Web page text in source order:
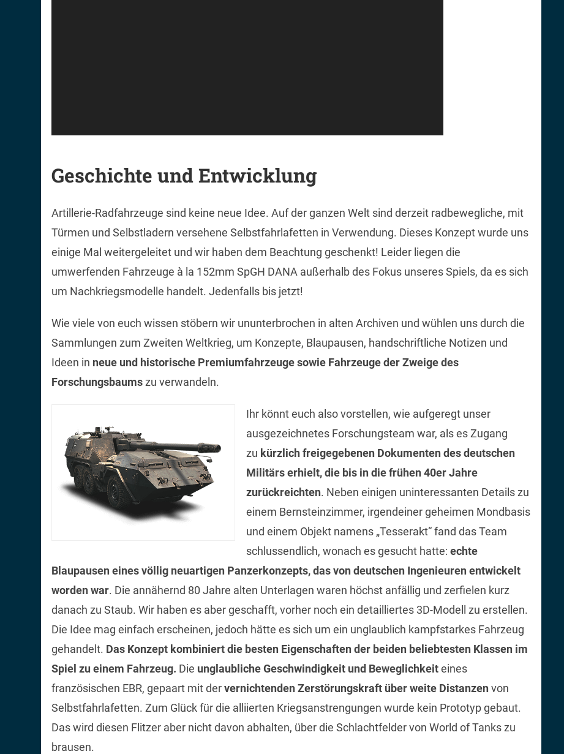
Geschichte und Entwicklung
Artillerie-Radfahrzeuge sind keine neue Idee. Auf der ganzen Welt sind derzeit radbewegliche, mit
Türmen und Selbstladern versehene Selbstfahrlafetten in Verwendung. Dieses Konzept wurde uns
einige Mal weitergeleitet und wir haben dem Beachtung geschenkt! Leider liegen die
umwerfenden Fahrzeuge à la 152mm SpGH DANA außerhalb des Fokus unseres Spiels, da es sich
um Nachkriegsmodelle handelt. Jedenfalls bis jetzt!
Wie viele von euch wissen stöbern wir ununterbrochen in alten Archiven und wühlen uns durch die
Sammlungen zum Zweiten Weltkrieg, um Konzepte, Blaupausen, handschriftliche Notizen und
Ideen in neue und historische Premiumfahrzeuge sowie Fahrzeuge der Zweige des
Forschungsbaumszu verwandeln.
Ihr könnt euch also vorstellen, wie aufgeregt unser
ausgezeichnetes Forschungsteam war, als es Zugang
zu kürzlich freigegebenen Dokumenten des deutschen
Militärs erhielt, die bis in die frühen 40er Jahre
zurückreichten. Neben einigen uninteressanten Details zu
einem Bernsteinzimmer, irgendeiner geheimen Mondbasis
und einem Objekt namens „Tesserakt“ fand das Team
schlussendlich, wonach es gesucht hatte: echte
Blaupausen eines völlig neuartigen Panzerkonzepts, das von deutschen Ingenieuren entwickelt
worden war. Die annähernd 80 Jahre alten Unterlagen waren höchst anfällig und zerfielen kurz
danach zu Staub. Wir haben es aber geschafft, vorher noch ein detailliertes 3D-Modell zu erstellen.
Die Idee mag einfach erscheinen, jedoch hätte es sich um ein unglaublich kampfstarkes Fahrzeug
gehandelt. Das Konzept kombiniert die besten Eigenschaften der beiden beliebtesten Klassen im
Spiel zu einem Fahrzeug. Die unglaubliche Geschwindigkeit und Beweglichkeiteines
französischen EBR, gepaart mit dervernichtenden Zerstörungskraft über weite Distanzenvon
Selbstfahrlafetten. Zum Glück für die alliierten Kriegsanstrengungen wurde kein Prototyp gebaut.
Das wird diesen Flitzer aber nicht davon abhalten, über die Schlachtfelder von World of Tanks zu
brausen.